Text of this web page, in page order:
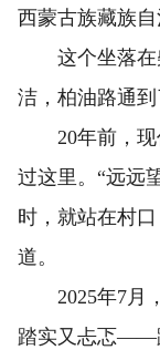
西蒙古族藏族自
这个坐落在
洁，柏油路通到
20年前，现
过这里。“远远
时，就站在村
道。
2025年7月，
踏实又忐忑——